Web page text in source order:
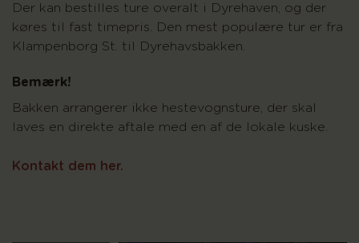
Der kan bestilles ture overalt i Dyrehaven, og der
køres til fast timepris. Den mest populære tur er fra
Klampenborg St. til Dyrehavsbakken.
Bemærk!
Bakken arrangerer ikke hestevognsture, der skal
laves en direkte aftale med en af de lokale kuske.
Kontakt dem her.